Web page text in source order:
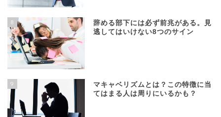
8
辞める部下には必ず前兆がある。見
逃してはいけない8つのサイン
9
マキャベリズムとは？この特徴に当
てはまる人は周りにいるかも？